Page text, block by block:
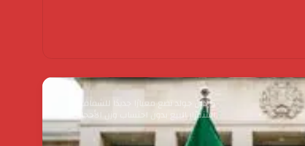
حتي يناير المقبل
الحرس الثوري يخـ ـترق البحرين! القصة
الكاملة لأكبر اختـ ـراق إيراني لمملكة
البحرين؟